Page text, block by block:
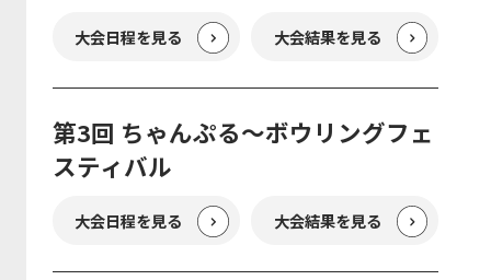
大会日程を見る 大会結果を見る
第3回 ちゃんぷる～ボウリングフェ
スティバル
大会日程を見る 大会結果を見る